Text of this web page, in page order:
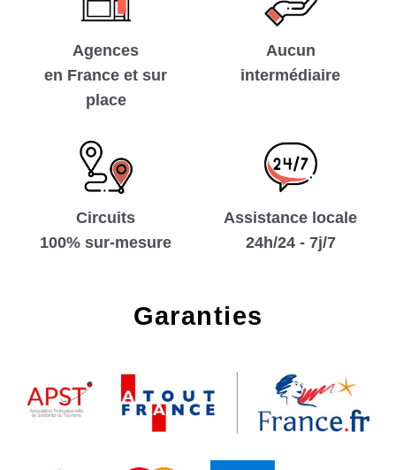
Agences
en France et sur
place
Aucun
intermédiaire
Circuits
100% sur-mesure
Assistance locale
24h/24 - 7j/7
Garanties